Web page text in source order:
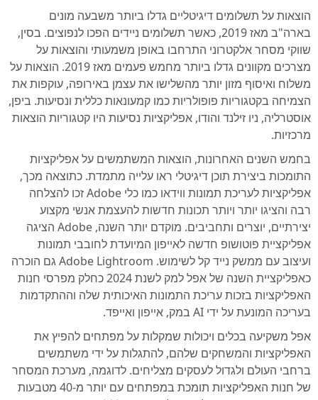
הוצאות על תשלומים דיגיטליים גדלו ביותר משבעה מונים
בארה"ב מאז 2019, כאשר תשלומים ניידים הפכו לנפוצים. בסין,
שווקי מסחר אלקטרוני התרחבו באופן משמעותי והוצאות על
מצרכים מקוונים גדלו ביותר מחמש פעמים מאז 2019. הוצאות על
משלוח ואיסוף מזון יותר מהשלישו את עצמן באירופה, עוקפות את
הצמיחה בקטגוריות פופולריות כמו קמעונאות כללית ונסיעות. ביפן,
אוסטרליה, ניו זילנד והודו, אפליקציות נסיעות היו קטגוריות הוצאות
מרכזיות.
בחמש השנים האחרונות, הוצאות המשתמשים על אפליקציות
התומכות ביצירת תוכן דיגיטלי ראו עלייה מתמדת. כתוצאה מכך,
אפליקציות לעריכת תמונות ווידאו כמו כלי Adobe זכו להצלחה
רבה והציגו יותר ויותר תכונות חדשות להעצמת אנשי מקצוע
יצירתיים, יוצרים ותחביבים. מוקדם יותר השנה, Adobe הציגה
אפליקציית פוטושופ חדשה לאייפון המיועדת לחובבי תמונות
ועיצוב עם ממשק נייד קל לשימוש. Adobe Lightroom גם הוכרה
כאפליקציית השנה של אפל למק לשנת 2024 כחלק מפרסי חנות
האפליקציות בזכות עריכת התמונות האיכותית שלה וההתקדמות
בעריכה המונעת על ידי AI במק, אייפון ואייפד.
אפל משקיעה בכלים ויכולות שמקלות על מפתחים להפיץ את
האפליקציות והמשחקים שלהם, להתגלות על ידי משתמשים
ברחבי העולם ולגדול לעסקים מצליחים. לדוגמה, מערכת המסחר
של חנות האפליקציות תומכת במפתחים עם יותר מ-40 מטבעות